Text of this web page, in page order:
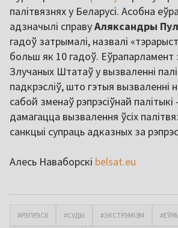
палітвязнях у Беларусі. Асобна
адзначылі справуАляксандры
гадоў затрымалі, назвалі
больш як 10 гадоў. Еўрапарламент
Злучаных Штатаў у вызваленні
падкрэсліў, што гэтыя вызваленні
сабой зменаў рэпрэсіўнай палітыкі
дамагацца вызвалення ўсіх
санкцыі супраць адказных за
Алесь Наваборскі belsat.eu
#РЭПРЭСІІ #СУДЫ #ЭКСТРЭМІЗМ